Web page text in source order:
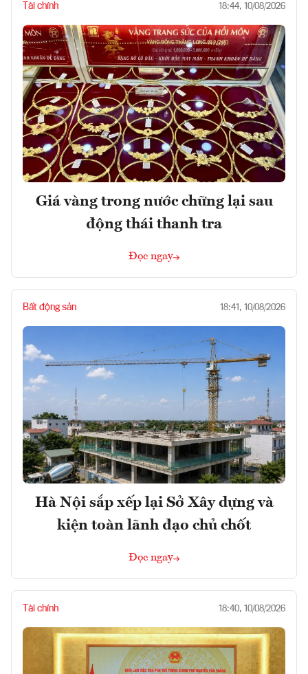
Tài chính 18:44, 10/08/2026
Giá vàng trong nước chững lại sau
động thái thanh tra
Đọc ngay
Bất động sản 18:41, 10/08/2026
Hà Nội sắp xếp lại Sở Xây dựng và
kiện toàn lãnh đạo chủ chốt
Đọc ngay
Tài chính 18:40, 10/08/2026